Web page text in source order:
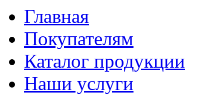
Главная
Покупателям
Каталог продукции
Наши услуги